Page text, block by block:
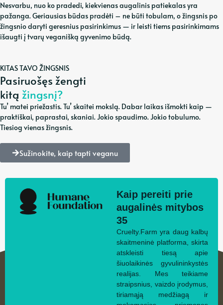
Nesvarbu, nuo ko pradedi, kiekvienas augalinis patiekalas yra
pažanga. Geriausias būdas pradėti – ne būti tobulam, o žingsnis po
žingsnio daryti geresnius pasirinkimus — ir leisti tiems pasirinkimams
išaugti į tvarų veganišką gyvenimo būdą.
KITAS TAVO ŽINGSNIS
Pasiruošęs žengti
kitą žingsnį?
Tu’ matei priežastis. Tu’ skaitei mokslą. Dabar laikas išmokti kaip —
praktiškai, paprastai, skaniai. Jokio spaudimo. Jokio tobulumo.
Tiesiog vienas žingsnis.
Sužinokite, kaip tapti veganu
Kaip pereiti prie
augalinės mitybos
35
Cruelty.Farm yra daug kalbų
skaitmeninė platforma, skirta
atskleisti tiesą apie
šiuolaikinės gyvulininkystės
realijas. Mes teikiame
straipsnius, vaizdo įrodymus,
tiriamąją medžiagą ir